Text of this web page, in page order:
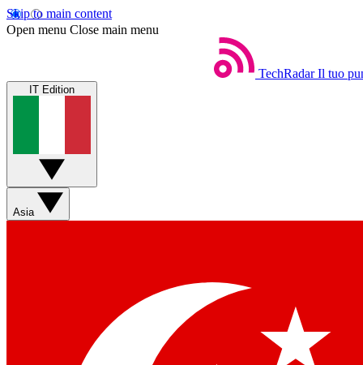
Skip to main content
Open menu Close main menu
TechRadar Il tuo
IT Edition
Asia